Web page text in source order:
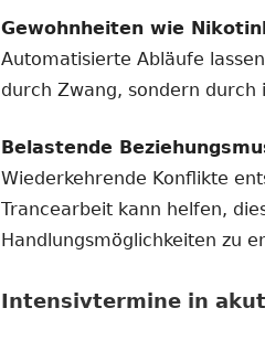
Gewohnheiten wie
Automatisierte Abläufe
durch Zwang, sondern durch
Belastende
Wiederkehrende Konflikte
Trancearbeit kann helfen,
Handlungsmöglichkeiten zu
Intensivtermine in